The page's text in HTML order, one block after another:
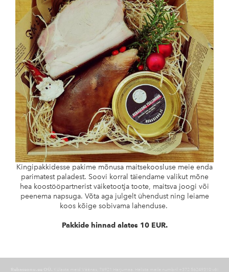
Kingipakkidesse pakime mõnusa maitsekoosluse meie enda
parimatest paladest. Soovi korral täiendame valikut mõne
hea koostööpartnerist väiketootja toote, maitsva joogi või
peenema napsuga. Võta aga julgelt ühendust ning leiame
koos kõige sobivama lahenduse.
Pakkide hinnad alates 10 EUR.